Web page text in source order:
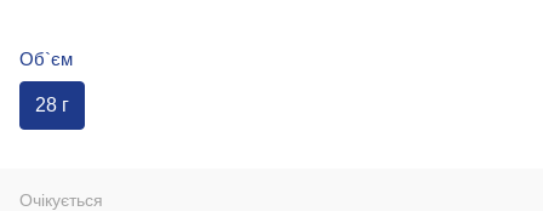
Об`єм
28 г
Очікується